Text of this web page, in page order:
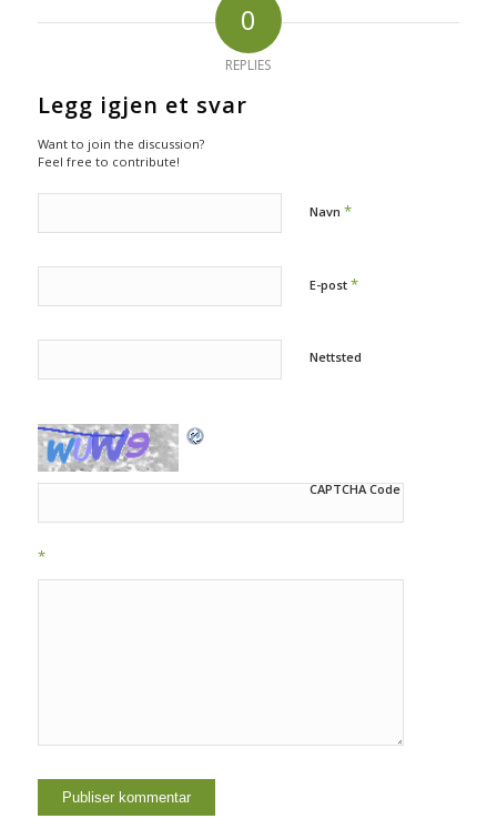
0
REPLIES
Legg igjen et svar
Want to join the discussion?
Feel free to contribute!
Navn *
E-post *
Nettsted
CAPTCHA Code
*